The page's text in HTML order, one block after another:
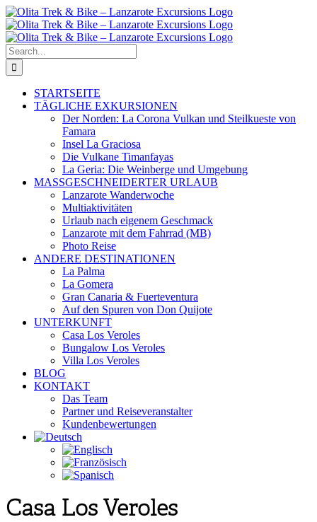
Skip
to
content
Search
for:
STARTSEITE
TÄGLICHE EXKURSIONEN
Der Norden: La Corona Vulkan und Steilkueste von
Famara
Insel La Graciosa
Die Vulkane Timanfayas
La Geria: Die Weinberge und Umgebung
MASSGESCHNEIDERTER URLAUB
Lanzarote Wanderwoche
Multiaktivitäten
Urlaub nach eigenem Geschmack
Lanzarote mit dem Fahrrad (MB)
Photo Reise
ANDERE DESTINATIONEN
La Palma
La Gomera
Gran Canaria & Fuerteventura
Auf den Spuren von Don Quijote
UNTERKUNFT
Casa Los Veroles
Bungalow Los Veroles
Villa Los Veroles
BLOG
KONTAKT
Das Team
Partner und Reiseveranstalter
Kundenbewertungen
Casa Los Veroles